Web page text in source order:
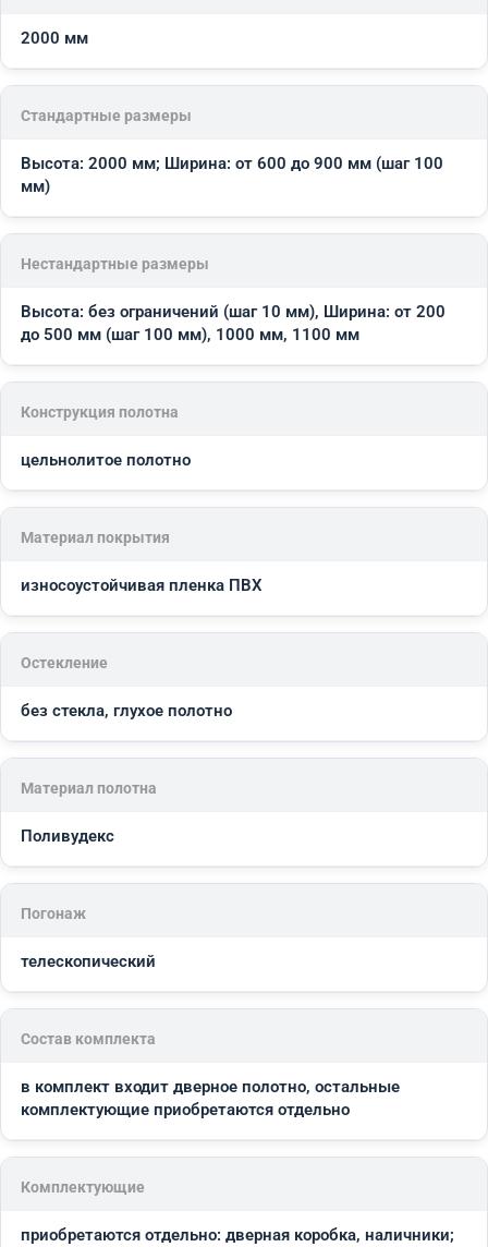
2000 мм
Стандартные размеры
Высота: 2000 мм; Ширина: от 600 до 900 мм (шаг 100
мм)
Нестандартные размеры
Высота: без ограничений (шаг 10 мм), Ширина: от 200
до 500 мм (шаг 100 мм), 1000 мм, 1100 мм
Конструкция полотна
цельнолитое полотно
Материал покрытия
износоустойчивая пленка ПВХ
Остекление
без стекла, глухое полотно
Материал полотна
Поливудекс
Погонаж
телескопический
Состав комплекта
в комплект входит дверное полотно, остальные
комплектующие приобретаются отдельно
Комплектующие
приобретаются отдельно: дверная коробка, наличники;